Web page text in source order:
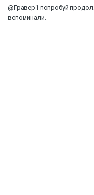
@Гравер1 попробуй
вспоминали.